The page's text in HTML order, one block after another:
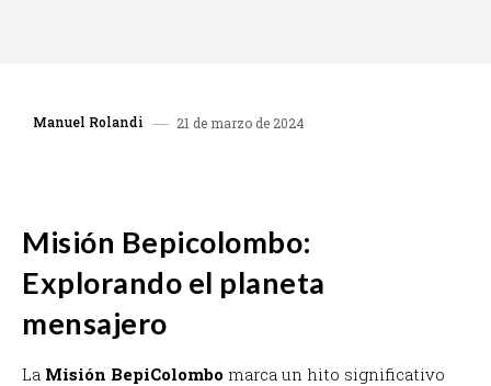
Manuel Rolandi 21 de marzo de 2024
Misión Bepicolombo:
Explorando el planeta
mensajero
La Misión BepiColombo marca un hito significativo